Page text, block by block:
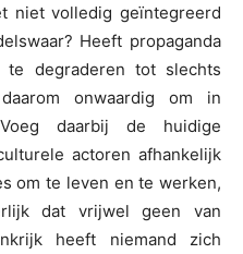
niet volledig geïntegreerd
Heeft propaganda
degraderen tot slechts
onwaardig om in
daarbij de huidige
actoren afhankelijk
om te leven en te werken,
dat vrijwel geen van
heeft niemand zich